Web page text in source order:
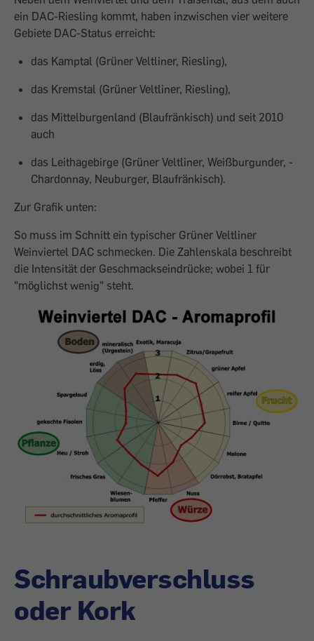
ein DAC-Riesling kommt, haben inzwischen vier weitere
Gebiete DAC-Status erreicht:
das Kamptal (Grüner Veltliner, Riesling),
das ­Kremstal (Grüner Veltliner, Riesling),
das Mittel­burgenland (Blaufränkisch) und seit 2010
auch
das Leithagebirge (Grüner Veltliner, Weißburgunder, ­
Chardonnay, Neuburger, Blau­fränkisch).
Zur Grafik unten:
So muss im Schnitt ein typischer Grüner Veltliner
Weinviertel DAC schmecken. Die Zahlenskala beschreibt
die Intensität der Geschmackseindrücke; wobei 1 für
"möglichst wenig" steht.
Schraubverschluss
oder Kork